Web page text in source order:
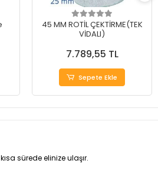
45 MM ROTİL ÇEKTİRME(TEK
VİDALI)
7.789,55 TL
Sepete Ekle
sürede elinize ulaşır.